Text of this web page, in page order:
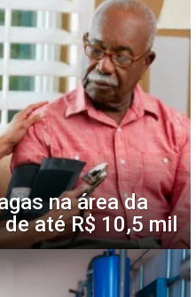
na área da
até R$ 10,5 mil